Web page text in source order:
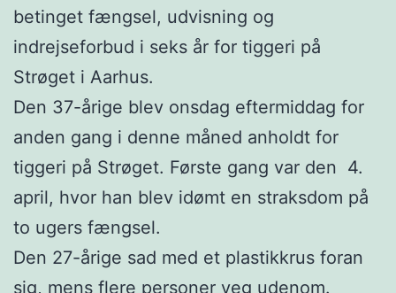
betinget fængsel, udvisning og
indrejseforbud i seks år for tiggeri på
Strøget i Aarhus.
Den 37-årige blev onsdag eftermiddag for
anden gang i denne måned anholdt for
tiggeri på Strøget. Første gang var den 4.
april, hvor han blev idømt en straksdom på
to ugers fængsel.
Den 27-årige sad med et plastikkrus foran
sig, mens flere personer veg udenom.